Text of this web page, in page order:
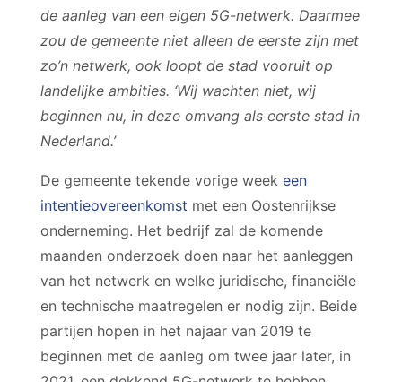
de aanleg van een eigen 5G-netwerk. Daarmee
zou de gemeente niet alleen de eerste zijn met
zo’n netwerk, ook loopt de stad vooruit op
landelijke ambities. ‘Wij wachten niet, wij
beginnen nu, in deze omvang als eerste stad in
Nederland.’
De gemeente tekende vorige week een
intentieovereenkomst met een Oostenrijkse
onderneming. Het bedrijf zal de komende
maanden onderzoek doen naar het aanleggen
van het netwerk en welke juridische, financiële
en technische maatregelen er nodig zijn. Beide
partijen hopen in het najaar van 2019 te
beginnen met de aanleg om twee jaar later, in